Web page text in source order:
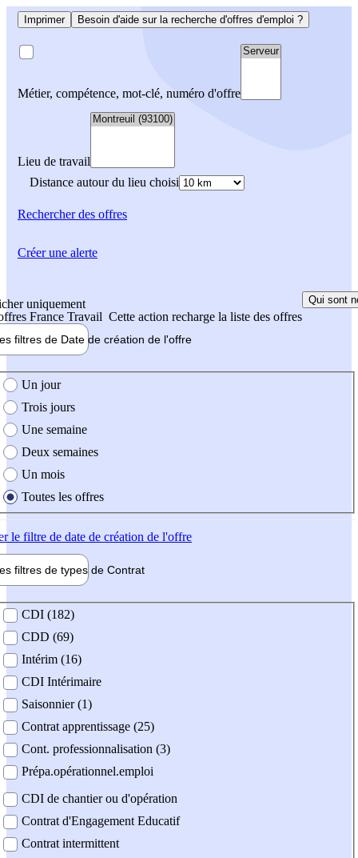
Imprimer Besoin d'aide sur la recherche d'offres d'emploi ?
Métier, compétence, mot-clé, numéro d'offre
Lieu de travail
Distance autour du lieu choisi
Rechercherdes offres
uniquement
France Travail Cette action recharge la liste des offres
Qui sont
filtres de Date de création de l'offre
création de l'offre
Un jour
Trois jours
Une semaine
Deux semaines
Un mois
Toutes les offres
le filtre de date de création de l'offre
filtres de types de Contrat
contrat
CDI (182)
CDD (69)
Intérim (16)
CDI Intérimaire
Saisonnier (1)
Contrat apprentissage (25)
Cont. professionnalisation (3)
Prépa.opérationnel.emploi
CDI de chantier ou d'opération
Contrat d'Engagement Educatif
Contrat intermittent
Créer une alerte